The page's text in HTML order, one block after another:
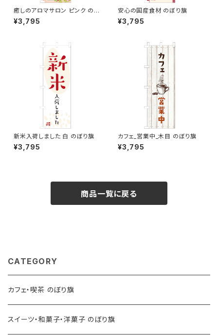
癒しのアロマサロン ピンク のぼ
り旗
¥3,795
安心の国産食材 のぼり旗
¥3,795
新米入荷しました 白 のぼり旗
¥3,795
カフェ_営業中_木目 のぼり旗
¥3,795
商品一覧に戻る
CATEGORY
カフェ・喫茶 のぼり旗
スイーツ・和菓子・洋菓子 のぼり旗